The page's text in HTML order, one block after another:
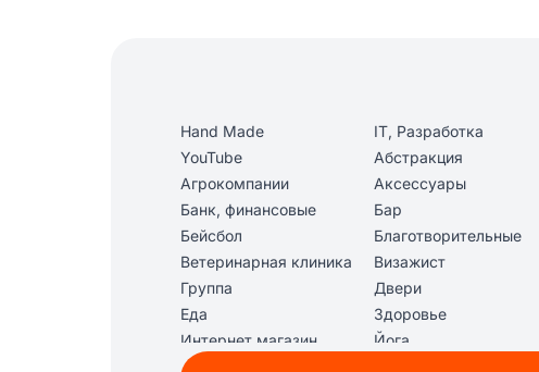
Hand Made IT, Разработка
YouTube
Абстракция
Агрокомпании
Аксессуары
Банк, финансовые
организации
Бар
Бейсбол
Благотворительные
организации
Ветеринарная клиника
Визажист
Группа
Двери
Еда
Здоровье
Интернет магазин
Йога
Клининг